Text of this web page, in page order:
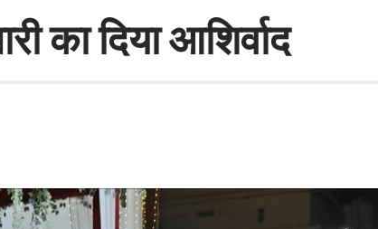
का दिया आशिर्वाद